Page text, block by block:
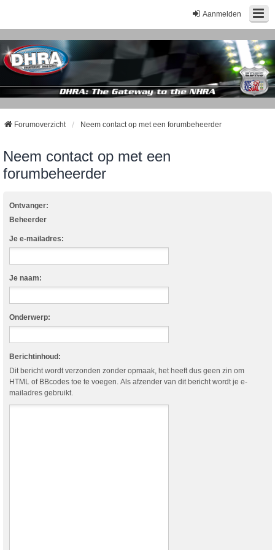
Aanmelden
Forumoverzicht Neem contact op met een forumbeheerder
Neem contact op met een
forumbeheerder
Ontvanger:
Beheerder
Je e-mailadres:
Je naam:
Onderwerp:
Berichtinhoud:
Dit bericht wordt verzonden zonder opmaak, het heeft dus geen zin om
HTML of BBcodes toe te voegen. Als afzender van dit bericht wordt je e-
mailadres gebruikt.